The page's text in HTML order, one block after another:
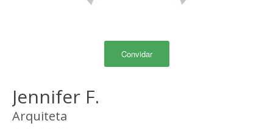
Convidar
Jennifer F.
Arquiteta